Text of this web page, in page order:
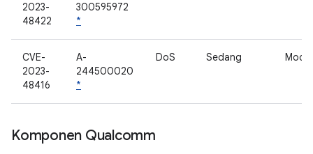
2023-
48422
300595972
*
CVE-
2023-
48416
A-
244500020
*
DoS Sedang
Komponen Qualcomm